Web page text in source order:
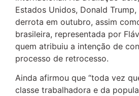
Estados Unidos, Donald
derrota em outubro, assim
brasileira, representada por
quem atribuiu a intenção de
processo de retrocesso.
Ainda afirmou que “toda vez
classe trabalhadora e da